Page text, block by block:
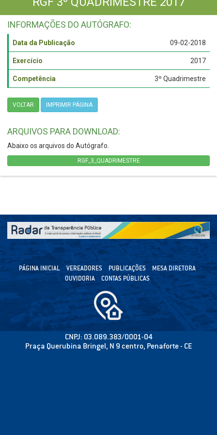
INFORMAÇÕES DO AUTÓGRAFO:
Data da Publicação 09-02-2018
Exercício 2017
Competência 3º Quadrimestre
VOLTAR IMPRIMIR PÁGINA
ARQUIVOS PARA DOWNLOAD:
Abaixo os arquivos do Autógrafo.
RGF_3_QUADRIMESTRE
PÁGINA INICIAL VEREADORES PUBLICAÇÕES
MESA DIRETORA
OUVIDORIA
CONTAS PÚBLICAS
CNPJ: 03.089.383/0001-04
Praça Querubina Bringel, N 9 centro, Penaforte - CE